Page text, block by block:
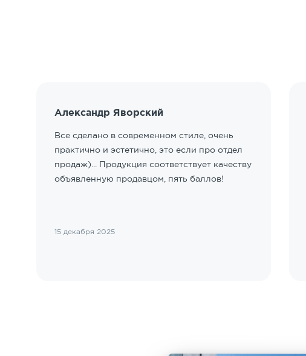
Александр Яворский
Все сделано в современном стиле, очень
практично и эстетично, это если про отдел
продаж)... Продукция соответствует качеству
объявленную продавцом, пять баллов!
15 декабря 2025